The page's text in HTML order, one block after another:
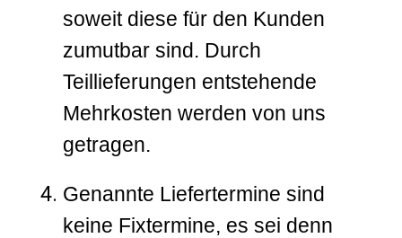
soweit diese für den Kunden
zumutbar sind. Durch
Teillieferungen entstehende
Mehrkosten werden von uns
getragen.
Genannte Liefertermine sind
keine Fixtermine, es sei denn